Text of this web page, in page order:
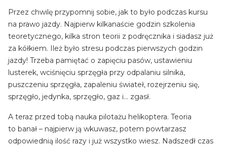
Przez chwilę przypomnij sobie, jak to było podczas kursu
na prawo jazdy. Najpierw kilkanaście godzin szkolenia
teoretycznego, kilka stron teorii z podręcznika i siadasz już
za kółkiem. Ileż było stresu podczas pierwszych godzin
jazdy! Trzeba pamiętać o zapięciu pasów, ustawieniu
lusterek, wciśnięciu sprzęgła przy odpalaniu silnika,
puszczeniu sprzęgła, zapaleniu świateł, rozejrzeniu się,
sprzęgło, jedynka, sprzęgło, gaz i… zgasł.
A teraz przed tobą nauka pilotażu helikoptera. Teoria
to banał – najpierw ją wkuwasz, potem powtarzasz
odpowiednią ilość razy i już wszystko wiesz. Nadszedł czas